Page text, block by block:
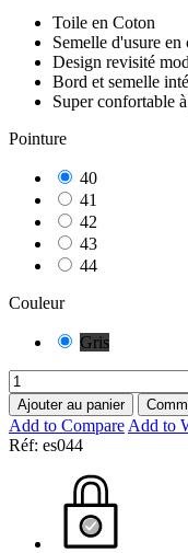
Toile en Coton
Semelle d'usure
Design revisité
Bord et semelle
Super confortable
Pointure
40
41
42
43
44
Couleur
Gris
Ajouter au panier
Add to CompareAdd to
Réf: es044